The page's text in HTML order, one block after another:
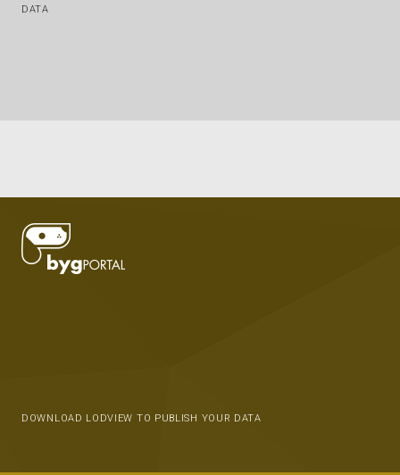
DATA
DOWNLOAD LODVIEW TO PUBLISH YOUR DATA